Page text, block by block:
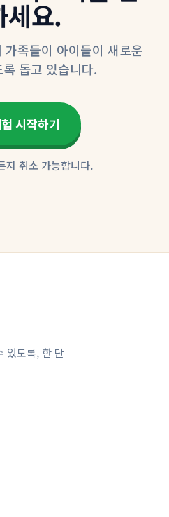
세요.
족들이 아이들이 새로운
돕고 있습니다.
시작하기
지 취소 가능합니다.
있도록, 한 단